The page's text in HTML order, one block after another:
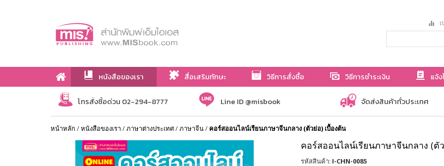
หนังสือของเรา สื่อเสริมทักษะ วิธีการสั่งซื้อ วิธีการชำระเงิน แจ้
เกี่ยวกับเรา
โทรสั่งซื้อด่วน 02-294-8777 Line ID @misbook จัดส่งสินค้าทั่วประเทศ
หน้าหลัก /หนังสือของเรา /ภาษาต่างประเทศ/ภาษาจีน/ คอร์สออนไลน์เรียนภาษาจีนกลาง (ตัวย่อ) เบื้องต้น
คอร์สออนไลน์เรียนภาษาจีนกลาง (ตั
รหัสสินค้า: I-CHN-0085